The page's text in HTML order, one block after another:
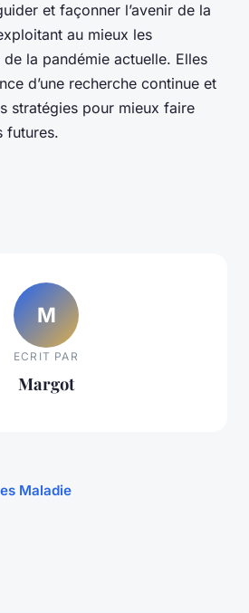
et façonner l’avenir de la
au mieux les
la pandémie actuelle. Elles
d’une recherche continue et
stratégies pour mieux faire
futures.
M
ECRIT PAR
Margot
Maladie